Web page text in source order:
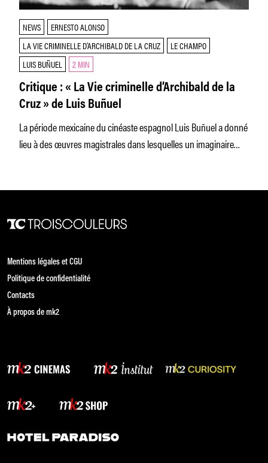
NEWS
ERNESTO ALONSO
LA VIE CRIMINELLE D’ARCHIBALD DE LA CRUZ
LE CHAMPO
LUIS BUÑUEL
2 MIN
Critique : « La Vie criminelle d’Archibald de la
Cruz » de Luis Buñuel
La période mexicaine du cinéaste espagnol Luis Buñuel a donné
lieu à des œuvres magistrales dans lesquelles un imaginaire
Mentions légales et CGU
Politique de confidentialité
Contacts
À propos de mk2